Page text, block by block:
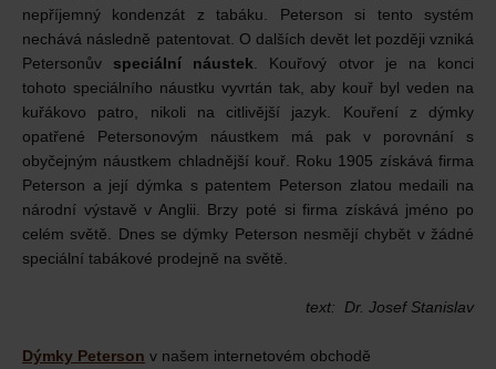
nepříjemný kondenzát z tabáku. Peterson si tento systém
nechává následně patentovat. O dalších devět let později vzniká
Petersonův speciální náustek . Kouřový otvor je na konci
tohoto speciálního náustku vyvrtán tak, aby kouř byl veden na
kuřákovo patro, nikoli na citlivější jazyk. Kouření z dýmky
opatřené Petersonovým náustkem má pak v porovnání s
obyčejným náustkem chladnější kouř. Roku 1905 získává firma
Peterson a její dýmka s patentem Peterson zlatou medaili na
národní výstavě v Anglii. Brzy poté si firma získává jméno po
celém světě. Dnes se dýmky Peterson nesmějí chybět v žádné
speciální tabákové prodejně na světě.
text: Dr. Josef Stanislav
Dýmky Peterson v našem internetovém obchodě